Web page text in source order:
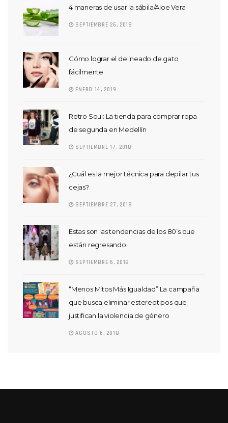
4 maneras de usar la sábila/Aloe Vera
SEPTIEMBRE 26, 2018
Cómo lograr el delineado de gato
fácilmente
ENERO 14, 2019
Retro Soul: La tienda para comprar ropa
de segunda en Medellín
SEPTIEMBRE 17, 2018
¿Cuál es la mejor técnica para depilar tus
cejas?
SEPTIEMBRE 27, 2018
Estas son las tendencias de los 80’s que
están regresando
SEPTIEMBRE 6, 2018
“Menos Mitos Más Igualdad” La campaña
que busca eliminar estereotipos que
justifican la violencia de género
AGOSTO 6, 2018